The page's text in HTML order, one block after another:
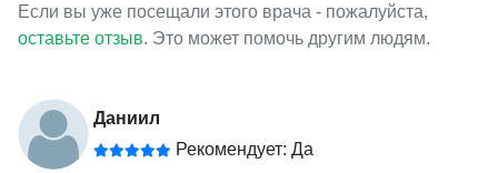
Если вы уже посещали этого врача - пожалуйста,
оставьте отзыв. Это может помочь другим людям.
Даниил
Рекомендует: Да